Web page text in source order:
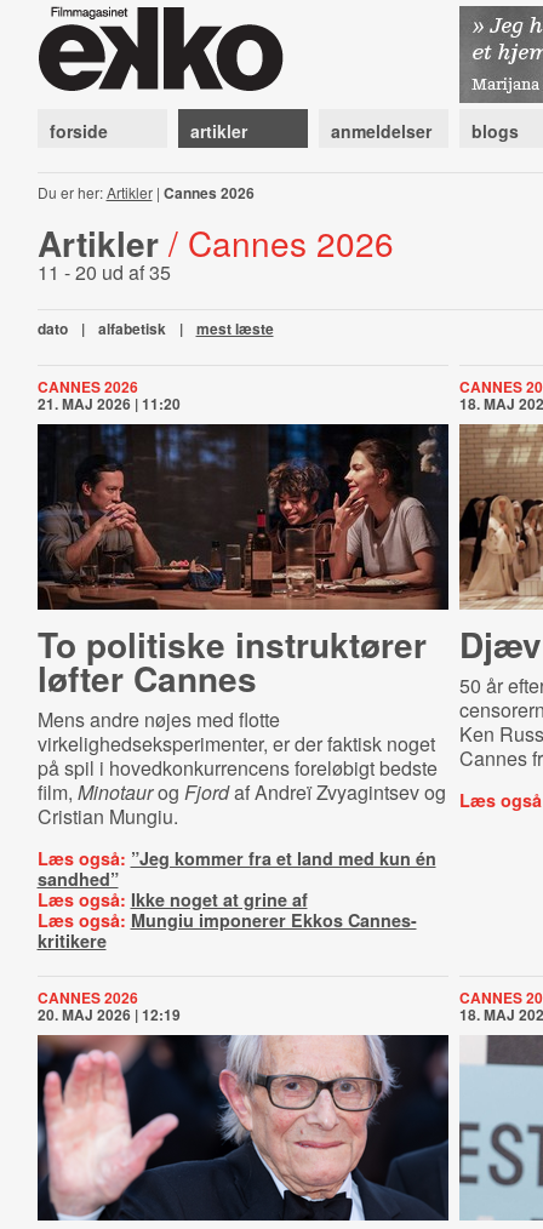
forside artikler anmeldelser blogs
Du er her:Artikler| Cannes 2026
Artikler / Cannes 2026
11 - 20 ud af 35
dato | alfabetisk | mest læste
CANNES 2026
21. MAJ 2026 | 11:20
To politiske instruktører
løfter Cannes
Mens andre nøjes med flotte
virkelighedseksperimenter, er der faktisk noget
på spil i hovedkonkurrencens foreløbigt bedste
film, Minotaurog Fjordaf Andreï Zvyagintsev og
Cristian Mungiu.
Læs også: ”Jeg kommer fra et land med kun én
sandhed”
Læs også: Ikke noget at grine af
Læs også: Mungiu imponerer Ekkos Cannes-
kritikere
CANNES
18. MAJ
50 år
Ken
Cannes
Læs
CANNES 2026
20. MAJ 2026 | 12:19
CANNES
18. MAJ